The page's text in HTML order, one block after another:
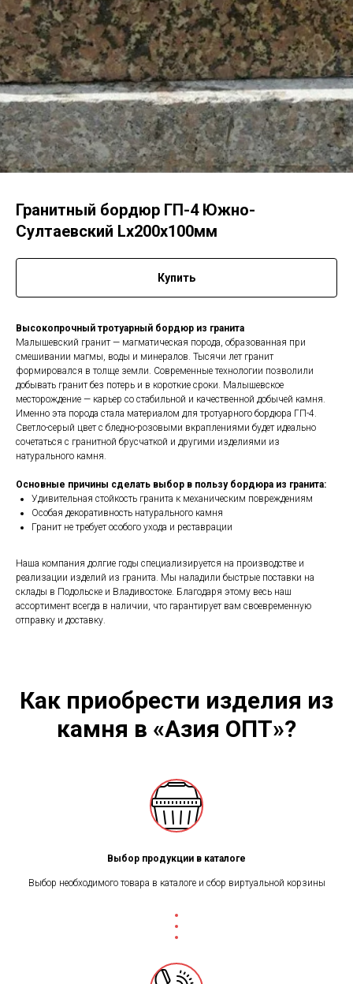
Гранитный бордюр ГП-4 Южно-
Султаевский Lх200х100мм
Купить
Высокопрочный тротуарный бордюр из гранита
Малышевский гранит — магматическая порода, образованная при
смешивании магмы, воды и минералов. Тысячи лет гранит
формировался в толще земли. Современные технологии позволили
добывать гранит без потерь и в короткие сроки. Малышевское
месторождение — карьер со стабильной и качественной добычей камня.
Именно эта порода стала материалом для тротуарного бордюра ГП-4.
Светло-серый цвет с бледно-розовыми вкраплениями будет идеально
сочетаться с гранитной брусчаткой и другими изделиями из
натурального камня.
Основные причины сделать выбор в пользу бордюра из гранита:
Удивительная стойкость гранита к механическим повреждениям
Особая декоративность натурального камня
Гранит не требует особого ухода и реставрации
Наша компания долгие годы специализируется на производстве и
реализации изделий из гранита. Мы наладили быстрые поставки на
склады в Подольске и Владивостоке. Благодаря этому весь наш
ассортимент всегда в наличии, что гарантирует вам своевременную
отправку и доставку.
Как приобрести изделия из
камня в «Азия ОПТ»?
Выбор продукции в каталоге
Выбор необходимого товара в каталоге и сбор виртуальной корзины